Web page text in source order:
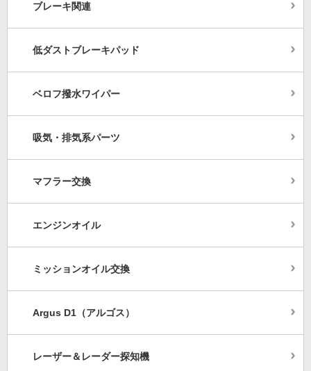
ブレーキ関連
低ダストブレーキパッド
ベロフ撥水ワイパー
吸気・排気系パーツ
マフラー交換
エンジンオイル
ミッションオイル交換
Argus D1（アルゴス）
レーザー＆レーダー探知機